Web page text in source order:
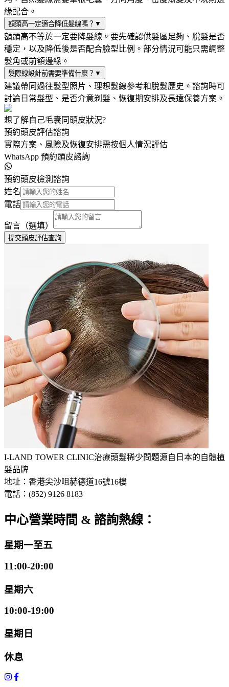
緣配合。
額頭高一定適合降低髮線嗎？ ▼
額頭高不等於一定要降髮線。要先確認供髮區足夠、脫髮是否
穩定，以及降低後是否配合臉型比例。部分情況可能只需調整
髮角或前額邊緣。
髮際線設計前需要準備什麼？ ▼
建議帶同過往髮型照片、理想髮線參考和脫髮歷史。諮詢時可
討論日常髮型、是否介意剃髮、恢復期安排及長遠保養方案。
想了解自己毛囊同頭皮狀況?
預約頭皮評估諮詢
實際方案、風險及恢復安排需按個人情況評估
WhatsApp 預約頭皮諮詢
預約頭皮檢測諮詢
姓名
電話
留言（選填）
提交頭皮評估查詢
I-LAND TOWER CLINIC治療頭髮稀少問題源自日本的自體植
髮品牌
地址：香港尖沙咀赫德道16號16樓
電話：(852) 9126 8183
中心營業時間 & 諮詢熱線：
星期一至五
11:00-20:00
星期六
10:00-19:00
星期日
休息